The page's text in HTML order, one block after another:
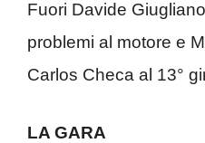
Fuori Davide
problemi al motore e
Carlos Checa al 13°
LA GARA